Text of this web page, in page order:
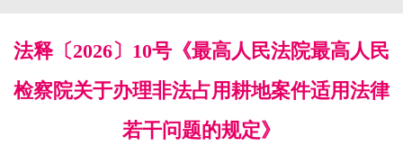
法释〔2026〕10号《最高人民法院最高人民
检察院关于办理非法占用耕地案件适用法律
若干问题的规定》